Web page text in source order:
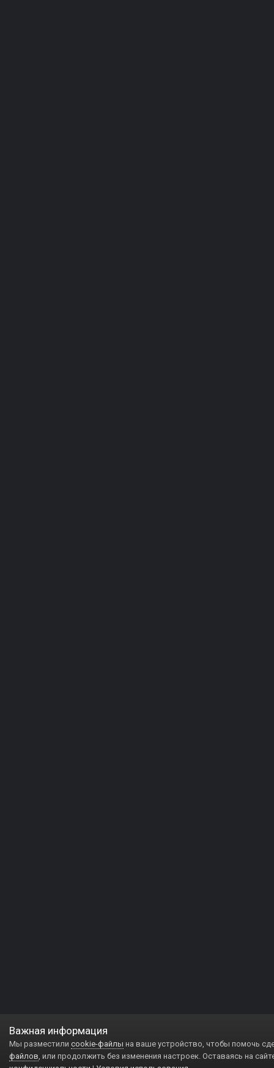
Важная информация
Мы разместили cookie-файлы на ваше устройство, чтобы помочь
файлов, или продолжить без изменения настроек. Оставаясь на